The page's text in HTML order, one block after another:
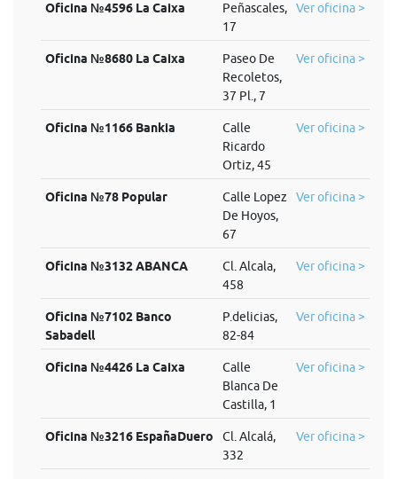
Oficina №4596 La Caixa
Peñascales,
17
Ver oficina >
Oficina №8680 La Caixa
Paseo De
Recoletos,
37 Pl., 7
Ver oficina >
Oficina №1166 Bankia
Calle
Ricardo
Ortiz, 45
Ver oficina >
Oficina №78 Popular
Calle Lopez
De Hoyos,
67
Ver oficina >
Oficina №3132 ABANCA
Cl. Alcala,
458
Ver oficina >
Oficina №7102 Banco
Sabadell
P.delicias,
82-84
Ver oficina >
Oficina №4426 La Caixa
Calle
Blanca De
Castilla, 1
Ver oficina >
Oficina №3216 EspañaDuero
Cl. Alcalá,
332
Ver oficina >